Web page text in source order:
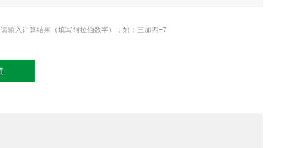
请输入计算结果（填写阿拉伯数字），如：三加四=7